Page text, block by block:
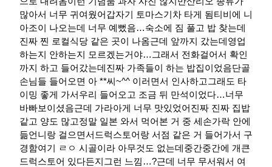
많아서 너무 귀여웠어갑자기 토마스기차 타게 됨티비에 니
아조이 나오는데 너무 예뻤음…숙소에 짐 풀고 밥 찾는데
진짜 찐 로컬식당 같은 곳이 나옴근데 앞까지 갔는데영업
하는지 안하는지 모르겠는거야…그래서 전화걸어서 확인
까지 하고 들어갔는데진짜 가족들이 하는 밥집이었음단골
손님들 들어오면 아 **씨~^^ 이러면서 인사하고그래도 타
이밍 좋게 가서우리 들어오고 조금 뒤 만석이었다…너무
바빠보이셨음근데 가라아게 너무 맛있었어진짜 진짜 집밥
같고 양도 많고정말 일본 와서 먹어본 거 중 세손가락 안에
듦언니랑 걸으면서드럭스토어랑 서점 같은 거 들어가서 구
경함여기 ㄹㅇ 시골이라 아무것도 없는데중간중간에 개큰
드럭스토어 있다든지그런 느낌…?근데 너무 무서워서 여